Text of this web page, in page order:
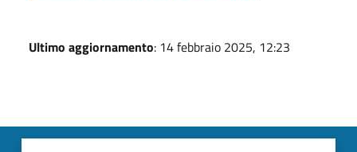
Ultimo aggiornamento: 14 febbraio 2025, 12:23